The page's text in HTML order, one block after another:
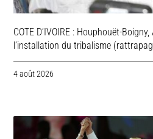
COTE D’IVOIRE : Houphouët-
l’installation du tribalisme
4 août 2026